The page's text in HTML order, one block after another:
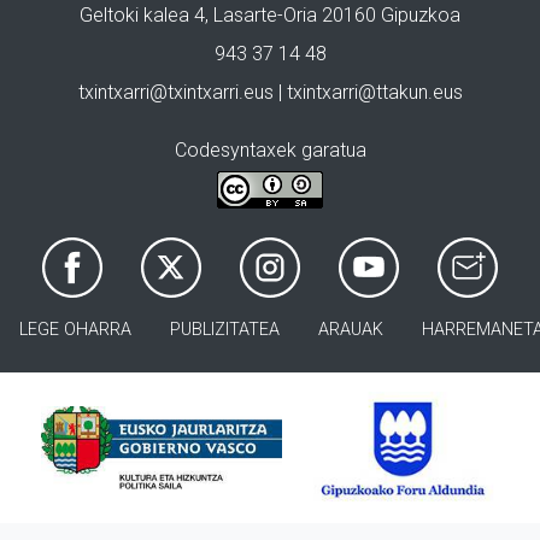
Geltoki kalea 4, Lasarte-Oria 20160 Gipuzkoa
943 37 14 48
txintxarri@txintxarri.eus | txintxarri@ttakun.eus
Codesyntaxek garatua
LEGE OHARRA PUBLIZITATEA ARAUAK